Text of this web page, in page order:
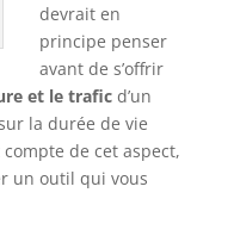
devrait en
principe penser
avant de s’offrir
et le trafic d’un
la durée de vie
de cet aspect,
un outil qui vous